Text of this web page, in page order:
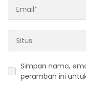
Simpan nama,
peramban ini